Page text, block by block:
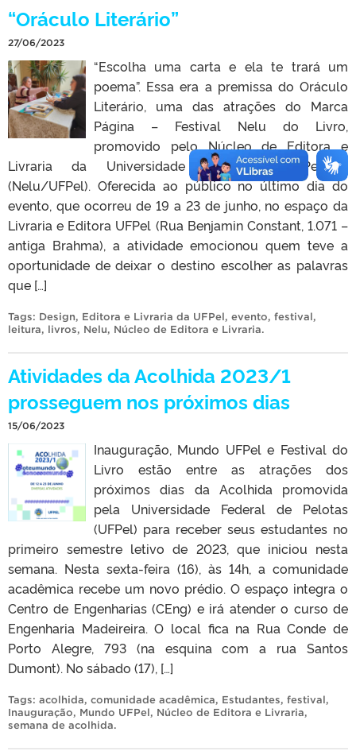
“Oráculo Literário”
27/06/2023
“Escolha uma carta e ela te trará um
poema”. Essa era a premissa do Oráculo
Literário, uma das atrações do Marca
Página – Festival Nelu do Livro,
promovido pelo Núcleo de Editora e
Livraria da Universidade Federal de Pelotas
(Nelu/UFPel). Oferecida ao público no último dia do
evento, que ocorreu de 19 a 23 de junho, no espaço da
Livraria e Editora UFPel (Rua Benjamin Constant, 1.071 –
antiga Brahma), a atividade emocionou quem teve a
oportunidade de deixar o destino escolher as palavras
que […]
Tags: Design, Editora e Livraria da UFPel, evento, festival,
leitura, livros, Nelu, Núcleo de Editora e Livraria.
Atividades da Acolhida 2023/1
prosseguem nos próximos dias
15/06/2023
Inauguração, Mundo UFPel e Festival do
Livro estão entre as atrações dos
próximos dias da Acolhida promovida
pela Universidade Federal de Pelotas
(UFPel) para receber seus estudantes no
primeiro semestre letivo de 2023, que iniciou nesta
semana. Nesta sexta-feira (16), às 14h, a comunidade
acadêmica recebe um novo prédio. O espaço integra o
Centro de Engenharias (CEng) e irá atender o curso de
Engenharia Madeireira. O local fica na Rua Conde de
Porto Alegre, 793 (na esquina com a rua Santos
Dumont). No sábado (17), […]
Tags: acolhida, comunidade acadêmica, Estudantes, festival,
Inauguração, Mundo UFPel, Núcleo de Editora e Livraria,
semana de acolhida.